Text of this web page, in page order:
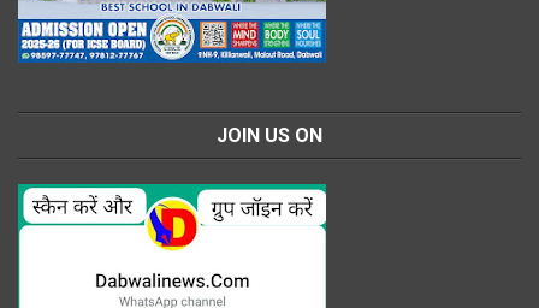
JOIN US ON